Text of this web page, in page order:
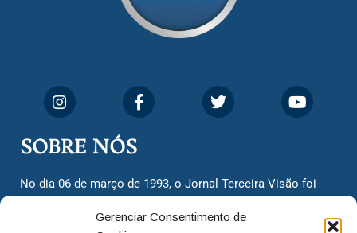
Gerenciar Consentimento de
SOBRE NÓS
No dia 06 de março de 1993, o Jornal Terceira Visão foi
cidadãos valinhenses, já que naquela época só existiam